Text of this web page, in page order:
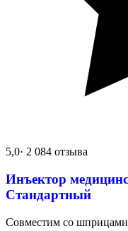
5,0· 2 084 отзыва
Инъектор
Стандартный
Совместим со